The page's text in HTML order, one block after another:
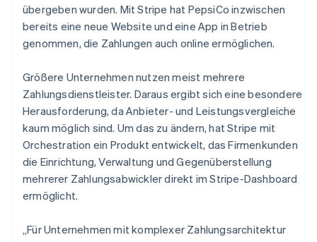
übergeben wurden. Mit Stripe hat PepsiCo inzwischen
bereits eine neue Website und eine App in Betrieb
genommen, die Zahlungen auch online ermöglichen.
Größere Unternehmen nutzen meist mehrere
Zahlungsdienstleister. Daraus ergibt sich eine besondere
Herausforderung, da Anbieter- und Leistungsvergleiche
kaum möglich sind. Um das zu ändern, hat Stripe mit
Orchestration ein Produkt entwickelt, das Firmenkunden
die Einrichtung, Verwaltung und Gegenüberstellung
mehrerer Zahlungsabwickler direkt im Stripe-Dashboard
ermöglicht.
„Für Unternehmen mit komplexer Zahlungsarchitektur
Australien
Belgien
NederlandsFrançaisDeutschEnglish
Brasilien
PortuguêsEnglish
Bulgarien
English
Dänemark
English
Deutschland
Estland
English